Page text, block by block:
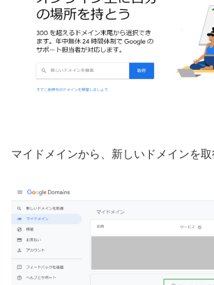
マイドメインから、新しいドメインを取